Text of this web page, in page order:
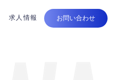
求人情報 お問い合わせ